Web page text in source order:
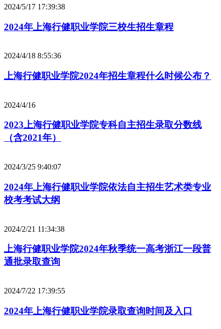
2024/5/17 17:39:38
2024年上海行健职业学院三校生招生章程
2024/4/18 8:55:36
上海行健职业学院2024年招生章程什么时候公布？
2024/4/16
2023上海行健职业学院专科自主招生录取分数线
（含2021年）
2024/3/25 9:40:07
2024年上海行健职业学院依法自主招生艺术类专业
校考考试大纲
2024/2/21 11:34:38
上海行健职业学院2024年秋季统一高考浙江一段普
通批录取查询
2024/7/22 17:39:55
2024年上海行健职业学院录取查询时间及入口